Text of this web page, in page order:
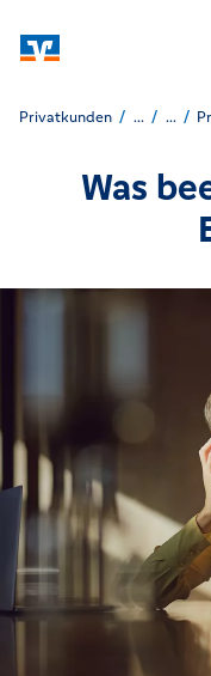
Privatkunden ... ...
Was